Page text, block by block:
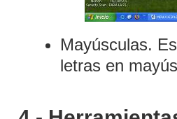
Mayúsculas.
letras en